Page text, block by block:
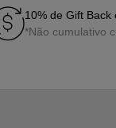
10% de Gift
*Não cumulativo